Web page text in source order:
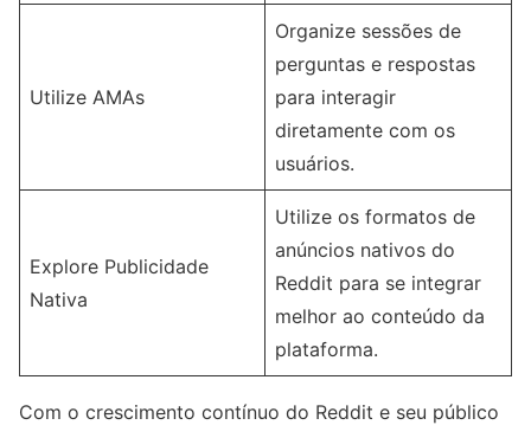
Utilize AMAs
Organize sessões de
perguntas e respostas
para interagir
diretamente com os
usuários.
Explore Publicidade
Nativa
Utilize os formatos de
anúncios nativos do
Reddit para se integrar
melhor ao conteúdo da
plataforma.
Com o crescimento contínuo do Reddit e seu público